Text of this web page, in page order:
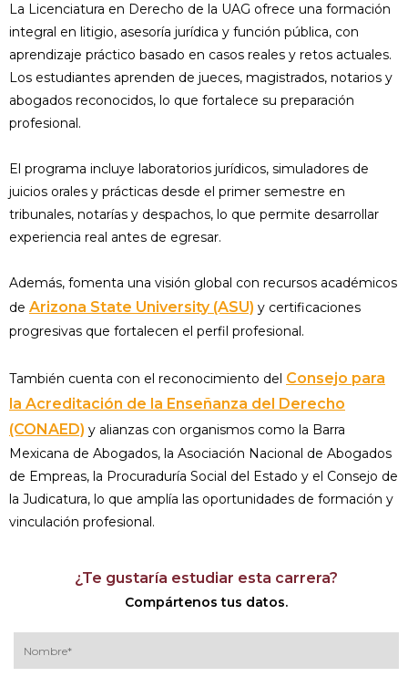
La Licenciatura en Derecho de la UAG ofrece una formación
integral en litigio, asesoría jurídica y función pública, con
aprendizaje práctico basado en casos reales y retos actuales.
Los estudiantes aprenden de jueces, magistrados, notarios y
abogados reconocidos, lo que fortalece su preparación
profesional.
El programa incluye laboratorios jurídicos, simuladores de
juicios orales y prácticas desde el primer semestre en
tribunales, notarías y despachos, lo que permite desarrollar
experiencia real antes de egresar.
Además, fomenta una visión global con recursos académicos
de Arizona State University (ASU) y certificaciones
progresivas que fortalecen el perfil profesional.
También cuenta con el reconocimiento del Consejo para
la Acreditación de la Enseñanza del Derecho
(CONAED) y alianzas con organismos como la Barra
Mexicana de Abogados, la Asociación Nacional de Abogados
de Empreas, la Procuraduría Social del Estado y el Consejo de
la Judicatura, lo que amplía las oportunidades de formación y
vinculación profesional.
¿Te gustaría estudiar esta carrera?
Compártenos tus datos.